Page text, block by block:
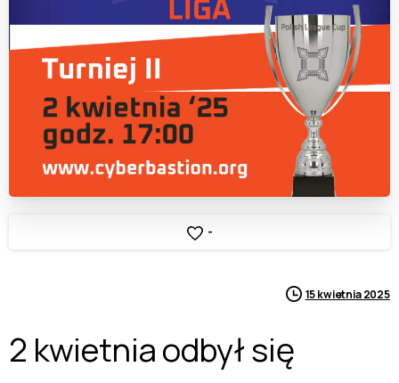
-
15 kwietnia 2025
2 kwietnia odbył się